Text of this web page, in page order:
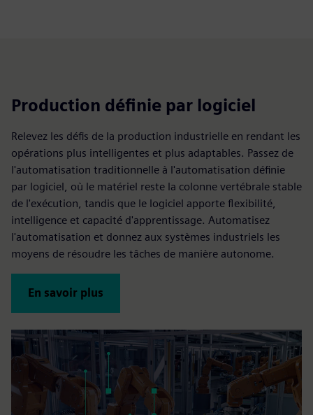
Production définie par logiciel
Relevez les défis de la production industrielle en rendant les
opérations plus intelligentes et plus adaptables. Passez de
l'automatisation traditionnelle à l'automatisation définie
par logiciel, où le matériel reste la colonne vertébrale stable
de l'exécution, tandis que le logiciel apporte flexibilité,
intelligence et capacité d'apprentissage. Automatisez
l'automatisation et donnez aux systèmes industriels les
moyens de résoudre les tâches de manière autonome.
En savoir plus